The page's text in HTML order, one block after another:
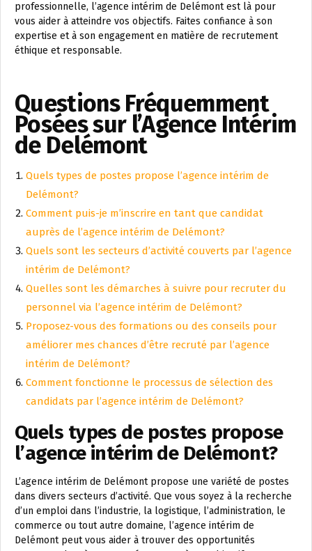
professionnelle, l’agence intérim de Delémont est là pour
vous aider à atteindre vos objectifs. Faites confiance à son
expertise et à son engagement en matière de recrutement
éthique et responsable.
Questions Fréquemment
Posées sur l’Agence Intérim
de Delémont
Quels types de postes propose l’agence intérim de
Delémont?
Comment puis-je m’inscrire en tant que candidat
auprès de l’agence intérim de Delémont?
Quels sont les secteurs d’activité couverts par l’agence
intérim de Delémont?
Quelles sont les démarches à suivre pour recruter du
personnel via l’agence intérim de Delémont?
Proposez-vous des formations ou des conseils pour
améliorer mes chances d’être recruté par l’agence
intérim de Delémont?
Comment fonctionne le processus de sélection des
candidats par l’agence intérim de Delémont?
Quels types de postes propose
l’agence intérim de Delémont?
L’agence intérim de Delémont propose une variété de postes
dans divers secteurs d’activité. Que vous soyez à la recherche
d’un emploi dans l’industrie, la logistique, l’administration, le
commerce ou tout autre domaine, l’agence intérim de
Delémont peut vous aider à trouver des opportunités